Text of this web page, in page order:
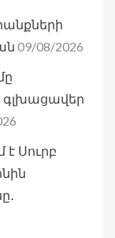
09/08/2026
գլխացավեր
է Սուրբ